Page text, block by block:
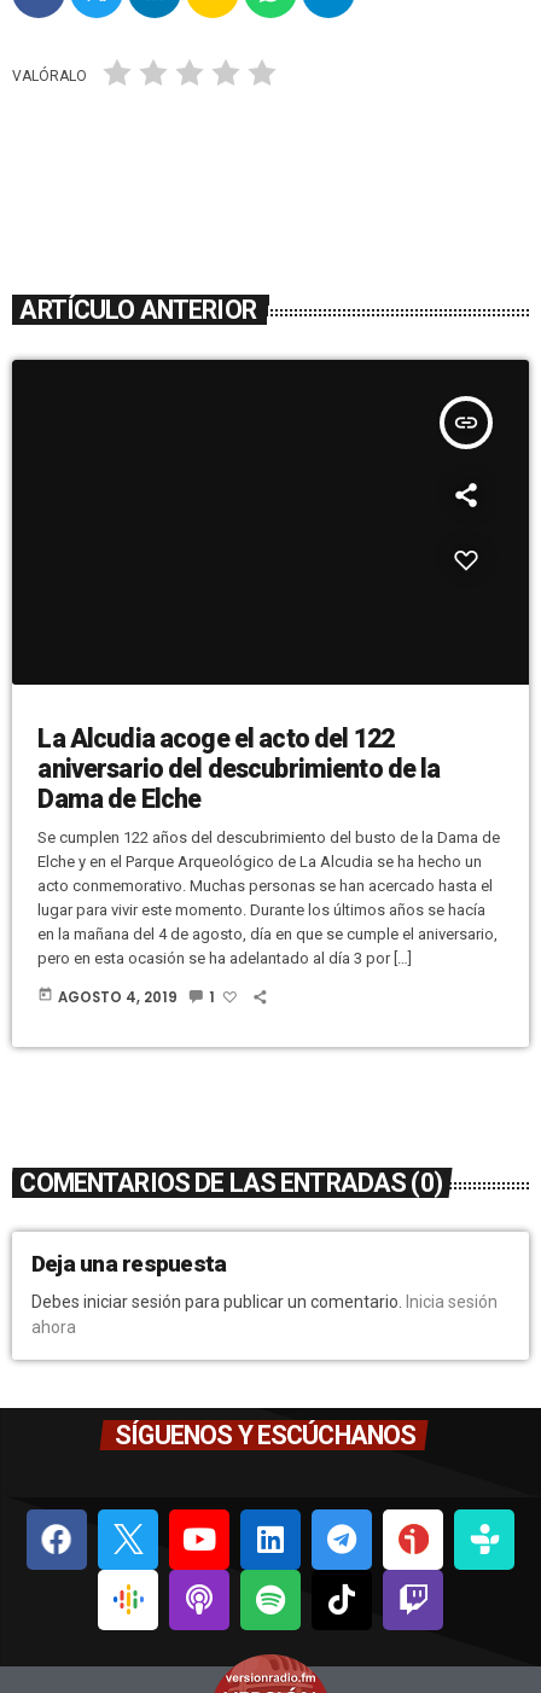
VALÓRALO
ARTÍCULO ANTERIOR
insert_link
La Alcudia acoge el acto del 122
aniversario del descubrimiento de la
Dama de Elche
Se cumplen 122 años del descubrimiento del busto de la Dama de
Elche y en el Parque Arqueológico de La Alcudia se ha hecho un
acto conmemorativo. Muchas personas se han acercado hasta el
lugar para vivir este momento. Durante los últimos años se hacía
en la mañana del 4 de agosto, día en que se cumple el aniversario,
pero en esta ocasión se ha adelantado al día 3 por […]
today AGOSTO 4, 2019 1
COMENTARIOS DE LAS ENTRADAS (0)
Deja una respuesta
Debes iniciar sesión para publicar un comentario.
Inicia sesión
ahora
SÍGUENOS Y ESCÚCHANOS